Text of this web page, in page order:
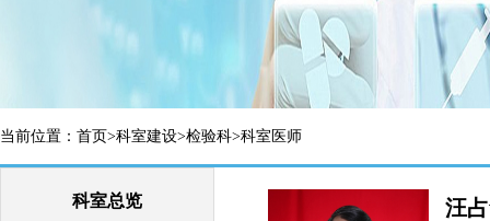
当前位置： 首页>科室建设>检验科>科室医师
科室总览 汪